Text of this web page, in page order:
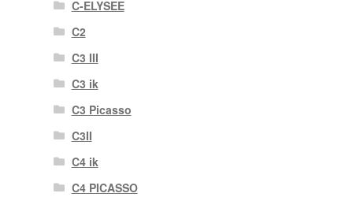
C-ELYSEE
C2
C3 III
C3 ik
C3 Picasso
C3II
C4 ik
C4 PICASSO